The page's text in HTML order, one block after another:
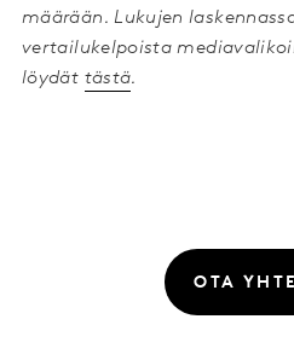
määrään. Lukujen
vertailukelpoista
löydät tästä.
OTA